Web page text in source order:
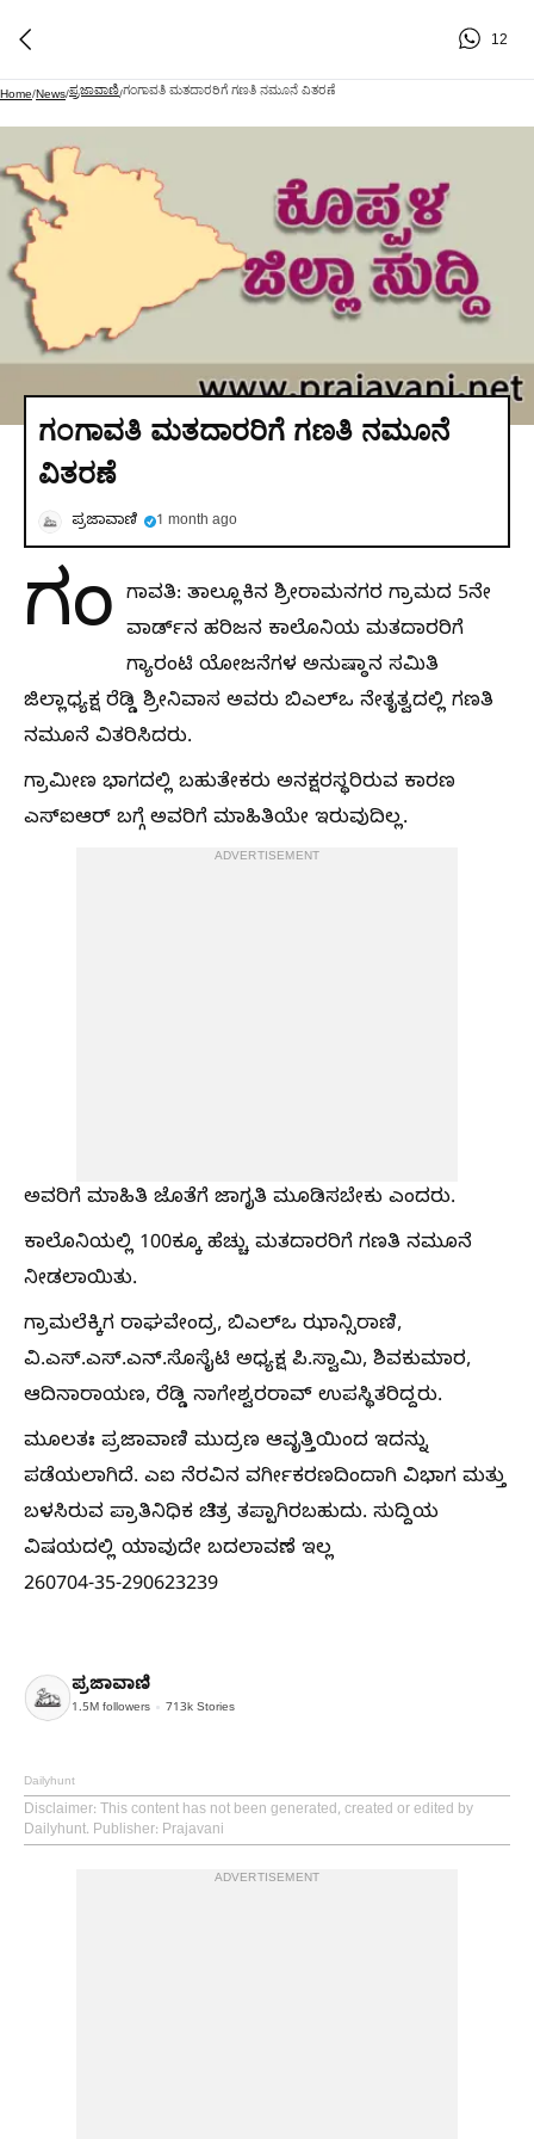
12
Home/News/ಪ್ರಜಾವಾಣಿ/ಗಂಗಾವತಿ ಮತದಾರರಿಗೆ ಗಣತಿ ನಮೂನೆ ವಿತರಣೆ
ಗಂಗಾವತಿ ಮತದಾರರಿಗೆ ಗಣತಿ ನಮೂನೆ
ವಿತರಣೆ
ಪ್ರಜಾವಾಣಿ 1 month ago
ಗಂ ಗಾವತಿ: ತಾಲ್ಲೂಕಿನ ಶ್ರೀರಾಮನಗರ ಗ್ರಾಮದ 5ನೇ
ವಾರ್ಡ್‌ನ ಹರಿಜನ ಕಾಲೊನಿಯ ಮತದಾರರಿಗೆ
ಗ್ಯಾರಂಟಿ ಯೋಜನೆಗಳ ಅನುಷ್ಠಾನ ಸಮಿತಿ
ಜಿಲ್ಲಾಧ್ಯಕ್ಷ ರೆಡ್ಡಿ ಶ್ರೀನಿವಾಸ ಅವರು ಬಿಎಲ್‌ಒ ನೇತೃತ್ವದಲ್ಲಿ ಗಣತಿ
ನಮೂನೆ ವಿತರಿಸಿದರು.
ಗ್ರಾಮೀಣ ಭಾಗದಲ್ಲಿ ಬಹುತೇಕರು ಅನಕ್ಷರಸ್ಥರಿರುವ ಕಾರಣ
ಎಸ್‌ಐಆರ್ ಬಗ್ಗೆ ಅವರಿಗೆ ಮಾಹಿತಿಯೇ ಇರುವುದಿಲ್ಲ.
ADVERTISEMENT
ಅವರಿಗೆ ಮಾಹಿತಿ ಜೊತೆಗೆ ಜಾಗೃತಿ ಮೂಡಿಸಬೇಕು ಎಂದರು.
ಕಾಲೊನಿಯಲ್ಲಿ 100ಕ್ಕೂ ಹೆಚ್ಚು ಮತದಾರರಿಗೆ ಗಣತಿ ನಮೂನೆ
ನೀಡಲಾಯಿತು.
ಗ್ರಾಮಲೆಕ್ಕಿಗ ರಾಘವೇಂದ್ರ, ಬಿಎಲ್‌ಒ ಝಾನ್ಸಿರಾಣಿ,
ವಿ.ಎಸ್.ಎಸ್.ಎನ್.ಸೊಸೈಟಿ ಅಧ್ಯಕ್ಷ ಪಿ.ಸ್ವಾಮಿ, ಶಿವಕುಮಾರ,
ಆದಿನಾರಾಯಣ, ರೆಡ್ಡಿ ನಾಗೇಶ್ವರರಾವ್ ಉಪಸ್ಥಿತರಿದ್ದರು.
ಮೂಲತಃ ಪ್ರಜಾವಾಣಿ ಮುದ್ರಣ ಆವೃತ್ತಿಯಿಂದ ಇದನ್ನು
ಪಡೆಯಲಾಗಿದೆ. ಎಐ ನೆರವಿನ ವರ್ಗೀಕರಣದಿಂದಾಗಿ ವಿಭಾಗ ಮತ್ತು
ಬಳಸಿರುವ ಪ್ರಾತಿನಿಧಿಕ ಚಿತ್ರ ತಪ್ಪಾಗಿರಬಹುದು. ಸುದ್ದಿಯ
ವಿಷಯದಲ್ಲಿ ಯಾವುದೇ ಬದಲಾವಣೆ ಇಲ್ಲ
260704-35-290623239
ಪ್ರಜಾವಾಣಿ
1.5M followers 713k Stories
Dailyhunt
Disclaimer: This content has not been generated, created or edited by
Dailyhunt. Publisher: Prajavani
ADVERTISEMENT